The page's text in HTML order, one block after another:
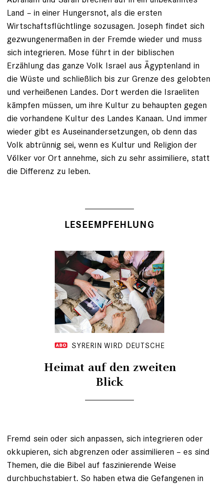
Land – in einer Hungersnot, als die ersten
Wirtschaftsflüchtlinge sozusagen. Joseph findet sich
gezwungenermaßen in der Fremde wieder und muss
sich integrieren. Mose führt in der biblischen
Erzählung das ganze Volk Israel aus Ägyptenland in
die Wüste und schließlich bis zur Grenze des gelobten
und verheißenen Landes. Dort werden die Israeliten
kämpfen müssen, um ihre Kultur zu behaupten gegen
die vorhandene Kultur des Landes Kanaan. Und immer
wieder gibt es Auseinander­setzungen, ob denn das
Volk abtrünnig sei, wenn es Kultur und Religion der
Völker vor Ort annehme, sich zu sehr assimiliere, statt
die Differenz zu leben.
LESEEMPFEHLUNG
SYRERIN WIRD DEUTSCHE
Heimat auf den zweiten
Blick
Fremd sein oder sich anpassen, sich inte­grieren oder
okkupieren, sich abgrenzen oder assimilieren – es sind
Themen, die die Bibel auf faszinierende Weise
durchbuchstabiert. So haben etwa die Gefangenen in